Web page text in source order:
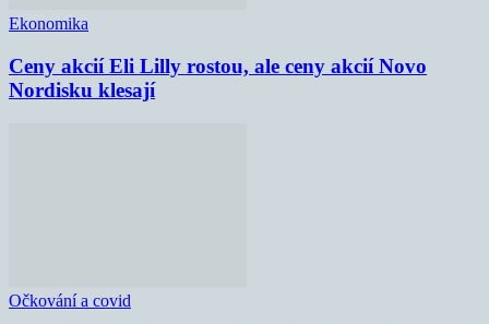
Ekonomika
Ceny akcií Eli Lilly rostou, ale ceny akcií Novo
Nordisku klesají
Očkování a covid